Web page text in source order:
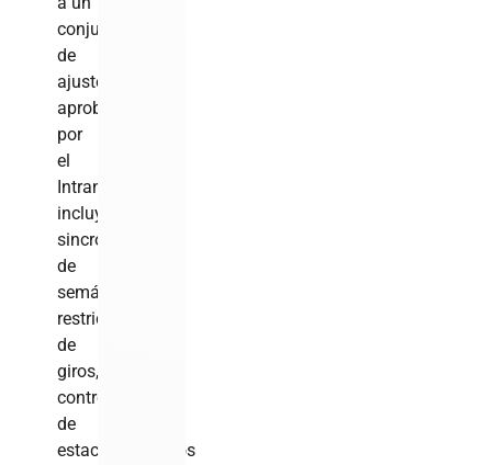
conjunto
de
ajustes
aprobados
por
el
Intrant,
incluyendo
sincronización
de
semáforos,
restricción
de
giros,
control
de
estacionamientos